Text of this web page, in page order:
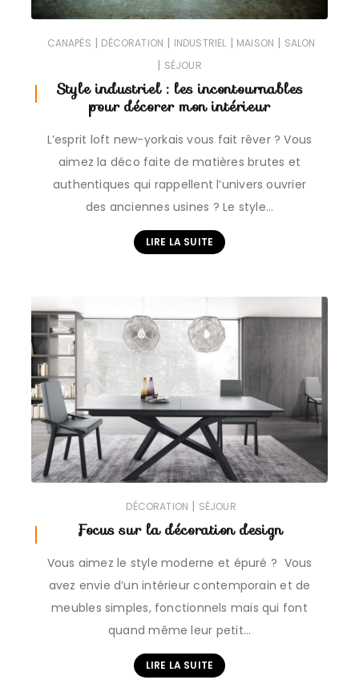
CANAPÉS | DÉCORATION | INDUSTRIEL | MAISON | SALON
| SÉJOUR
Style industriel : les incontournables
pour décorer mon intérieur
L’esprit loft new-yorkais vous fait rêver ? Vous
aimez la déco faite de matières brutes et
authentiques qui rappellent l’univers ouvrier
des anciennes usines ? Le style…
LIRE LA SUITE
DÉCORATION | SÉJOUR
Focus sur la décoration design
Vous aimez le style moderne et épuré ? Vous
avez envie d’un intérieur contemporain et de
meubles simples, fonctionnels mais qui font
quand même leur petit…
LIRE LA SUITE